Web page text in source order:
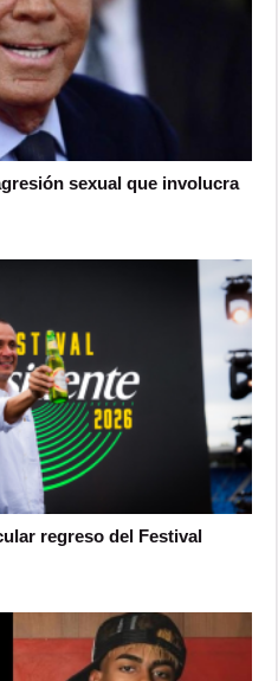
sexual que involucra
regreso del Festival